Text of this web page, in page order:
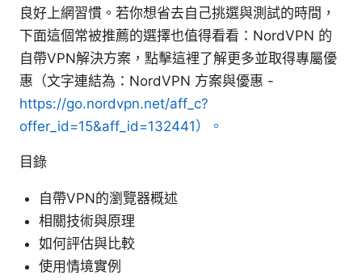
良好上網習慣。若你想省去自己挑選與測試的時間，
下面這個常被推薦的選擇也值得看看：NordVPN 的
自帶VPN解決方案，點擊這裡了解更多並取得專屬優
惠（文字連結為：NordVPN 方案與優惠 -
https://go.nordvpn.net/aff_c?
offer_id=15&aff_id=132441）。
目錄
自帶VPN的瀏覽器概述
相關技術與原理
如何評估與比較
使用情境實例